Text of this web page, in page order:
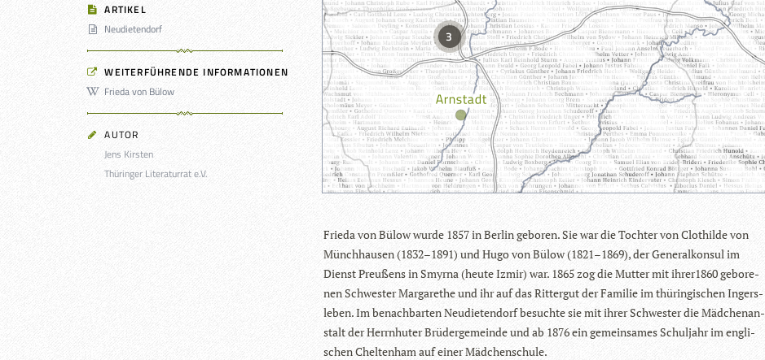
ARTIKEL
Neudietendorf
WEITERFÜHRENDE INFORMATIONEN
Frieda von Bülow
AUTOR
Jens Kirsten
Thüringer Literaturrat e.V.
3
Frieda von Bülow wurde 1857 in Ber­lin gebo­ren. Sie war die Toch­ter von Clot­hilde von
Münch­hau­sen (1832–1891) und Hugo von Bülow (1821–1869), der Gene­ral­kon­sul im
Dienst Preu­ßens in Smyrna (heute Izmir) war. 1865 zog die Mut­ter mit ihrer1860 gebo­re­
nen Schwes­ter Mar­ga­re­the und ihr auf das Rit­ter­gut der Fami­lie im thü­rin­gi­schen Ingers­
le­ben. Im benach­bar­ten Neu­die­ten­dorf besuchte sie mit ihrer Schwes­ter die Mäd­chen­an­
stalt der Herrn­hu­ter Brü­der­ge­meinde und ab 1876 ein gemein­sa­mes Schul­jahr im eng­li­
schen Chel­ten­ham auf einer Mädchenschule.